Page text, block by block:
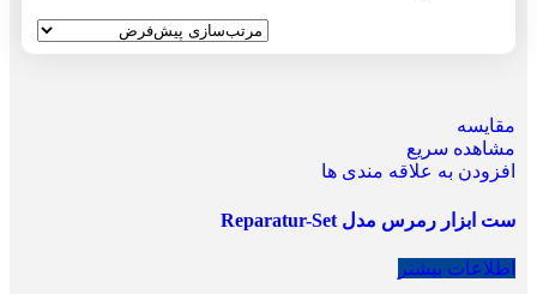
مقایسه
مشاهده سریع
افزودن به علاقه مندی ها
ست ابزار رمرس مدل Reparatur-Set
اطلاعات بیشتر